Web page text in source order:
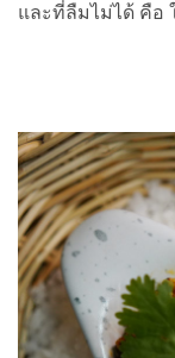
และที่ลืมไม่ได้ คือ